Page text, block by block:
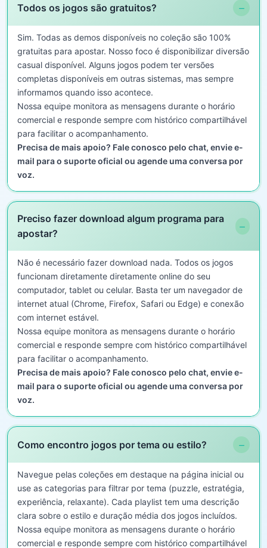
Todos os jogos são gratuitos? −
Sim. Todas as demos disponíveis no coleção são 100%
gratuitas para apostar. Nosso foco é disponibilizar diversão
casual disponível. Alguns jogos podem ter versões
completas disponíveis em outras sistemas, mas sempre
informamos quando isso acontece.
Nossa equipe monitora as mensagens durante o horário
comercial e responde sempre com histórico compartilhável
para facilitar o acompanhamento.
Precisa de mais apoio? Fale conosco pelo chat, envie e-
mail para o suporte oficial ou agende uma conversa por
voz.
Preciso fazer download algum programa para
apostar?
−
Não é necessário fazer download nada. Todos os jogos
funcionam diretamente diretamente online do seu
computador, tablet ou celular. Basta ter um navegador de
internet atual (Chrome, Firefox, Safari ou Edge) e conexão
com internet estável.
Nossa equipe monitora as mensagens durante o horário
comercial e responde sempre com histórico compartilhável
para facilitar o acompanhamento.
Precisa de mais apoio? Fale conosco pelo chat, envie e-
mail para o suporte oficial ou agende uma conversa por
voz.
Como encontro jogos por tema ou estilo? −
Navegue pelas coleções em destaque na página inicial ou
use as categorias para filtrar por tema (puzzle, estratégia,
experiência, relaxante). Cada playlist tem uma descrição
clara sobre o estilo e duração média dos jogos incluídos.
Nossa equipe monitora as mensagens durante o horário
comercial e responde sempre com histórico compartilhável